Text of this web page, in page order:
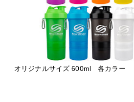
オリジナルサイズ 600ml 各カラー